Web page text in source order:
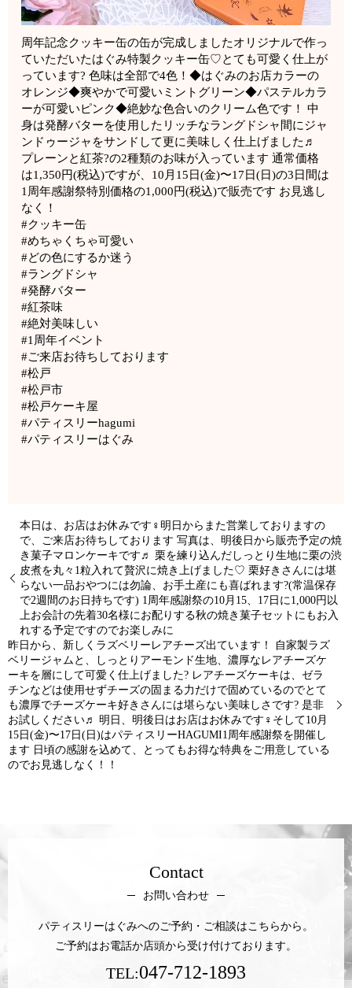
周年記念クッキー缶の缶が完成しましたオリジナルで作っ
ていただいたはぐみ特製クッキー缶♡とても可愛く仕上が
っています? 色味は全部で4色！◆はぐみのお店カラーの
オレンジ◆爽やかで可愛いミントグリーン◆パステルカラ
ーが可愛いピンク◆絶妙な色合いのクリーム色です！ 中
身は発酵バターを使用したリッチなラングドシャ間にジャ
ンドゥージャをサンドして更に美味しく仕上げました♬
プレーンと紅茶?の2種類のお味が入っています️ 通常価格
は1,350円(税込)ですが、10月15日(金)〜17日(日)の3日間は
1周年感謝祭特別価格の1,000円(税込)で販売です お見逃し
なく！
#クッキー缶
#めちゃくちゃ可愛い
#どの色にするか迷う
#ラングドシャ
#発酵バター
#紅茶味
#絶対美味しい
#1周年イベント
#ご来店お待ちしております
#松戸
#松戸市
#松戸ケーキ屋
#パティスリーhagumi
#パティスリーはぐみ
本日は、お店はお休みです‍♀️明日からまた営業しておりますの
で、ご来店お待ちしております 写真は、明後日から販売予定の焼
き菓子マロンケーキです♬ 栗を練り込んだしっとり生地に栗の渋
皮煮を丸々1粒入れて贅沢に焼き上げました♡ 栗好きさんには堪
らない一品おやつには勿論、お手土産にも喜ばれます?(常温保存
で2週間のお日持ちです) 1周年感謝祭の10月15、17日に1,000円以
上お会計の先着30名様にお配りする秋の焼き菓子セットにもお入
れする予定ですのでお楽しみに
昨日から、新しくラズベリーレアチーズ出ています！ 自家製ラズ
ベリージャムと、しっとりアーモンド生地、濃厚なレアチーズケ
ーキを層にして可愛く仕上げました? レアチーズケーキは、ゼラ
チンなどは使用せずチーズの固まる力だけで固めているのでとて
も濃厚でチーズケーキ好きさんには堪らない美味しさです? 是非
お試しください♬ 明日、明後日はお店はお休みです‍♀️そして10月
15日(金)〜17日(日)はパティスリーHAGUMI1周年感謝祭を開催し
ます 日頃の感謝を込めて、とってもお得な特典をご用意している
のでお見逃しなく！！
Contact
お問い合わせ
パティスリーはぐみへのご予約・ご相談はこちらから。
ご予約はお電話か店頭から受け付けております。
TEL:047-712-1893